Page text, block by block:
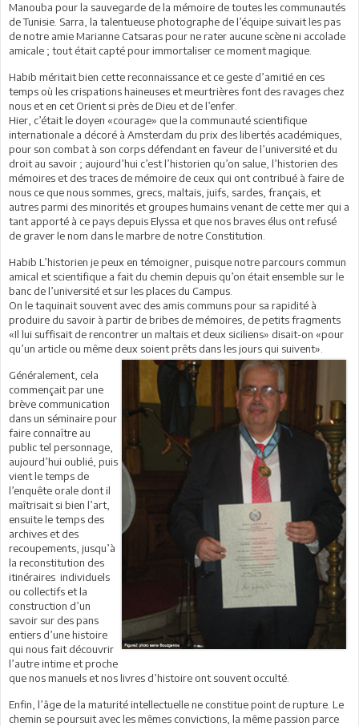
Manouba pour la sauvegarde de la mémoire de toutes les communautés
de Tunisie. Sarra, la talentueuse photographe de l’équipe suivait les pas
de notre amie Marianne Catsaras pour ne rater aucune scène ni accolade
amicale ; tout était capté pour immortaliser ce moment magique.
Habib méritait bien cette reconnaissance et ce geste d’amitié en ces
temps où les crispations haineuses et meurtrières font des ravages chez
nous et en cet Orient si près de Dieu et de l’enfer.
Hier, c’était le doyen «courage» que la communauté scientifique
internationale a décoré à Amsterdam du prix des libertés académiques,
pour son combat à son corps défendant en faveur de l’université et du
droit au savoir ; aujourd’hui c’est l’historien qu’on salue, l’historien des
mémoires et des traces de mémoire de ceux qui ont contribué à faire de
nous ce que nous sommes, grecs, maltais, juifs, sardes, français, et
autres parmi des minorités et groupes humains venant de cette mer qui a
tant apporté à ce pays depuis Elyssa et que nos braves élus ont refusé
de graver le nom dans le marbre de notre Constitution.
Habib L’historien je peux en témoigner, puisque notre parcours commun
amical et scientifique a fait du chemin depuis qu’on était ensemble sur le
banc de l’université et sur les places du Campus.
On le taquinait souvent avec des amis communs pour sa rapidité à
produire du savoir à partir de bribes de mémoires, de petits fragments
«Il lui suffisait de rencontrer un maltais et deux siciliens» disait-on «pour
qu’un article ou même deux soient prêts dans les jours qui suivent».
Généralement, cela
commençait par une
brève communication
dans un séminaire pour
faire connaître au
public tel personnage,
aujourd’hui oublié, puis
vient le temps de
l’enquête orale dont il
maîtrisait si bien l’art,
ensuite le temps des
archives et des
recoupements, jusqu’à
la reconstitution des
itinéraires individuels
ou collectifs et la
construction d’un
savoir sur des pans
entiers d’une histoire
qui nous fait découvrir
l’autre intime et proche
que nos manuels et nos livres d’histoire ont souvent occulté.
Enfin, l’âge de la maturité intellectuelle ne constitue point de rupture. Le
chemin se poursuit avec les mêmes convictions, la même passion parce